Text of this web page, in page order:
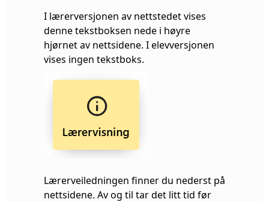
I lærerversjonen av nettstedet vises
denne tekstboksen nede i høyre
hjørnet av nettsidene. I elevversjonen
vises ingen tekstboks.
Lærerveiledningen finner du nederst på
nettsidene. Av og til tar det litt tid før